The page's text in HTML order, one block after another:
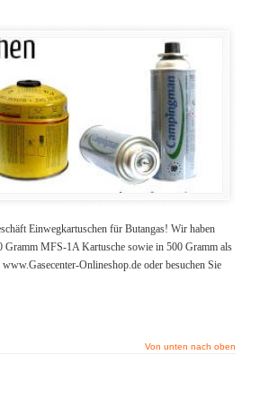
Einwegkartuschen für Butangas! Wir haben
Gramm MFS-1A Kartusche sowie in 500 Gramm als
Onlineshop.de oder besuchen Sie
Von unten nach oben